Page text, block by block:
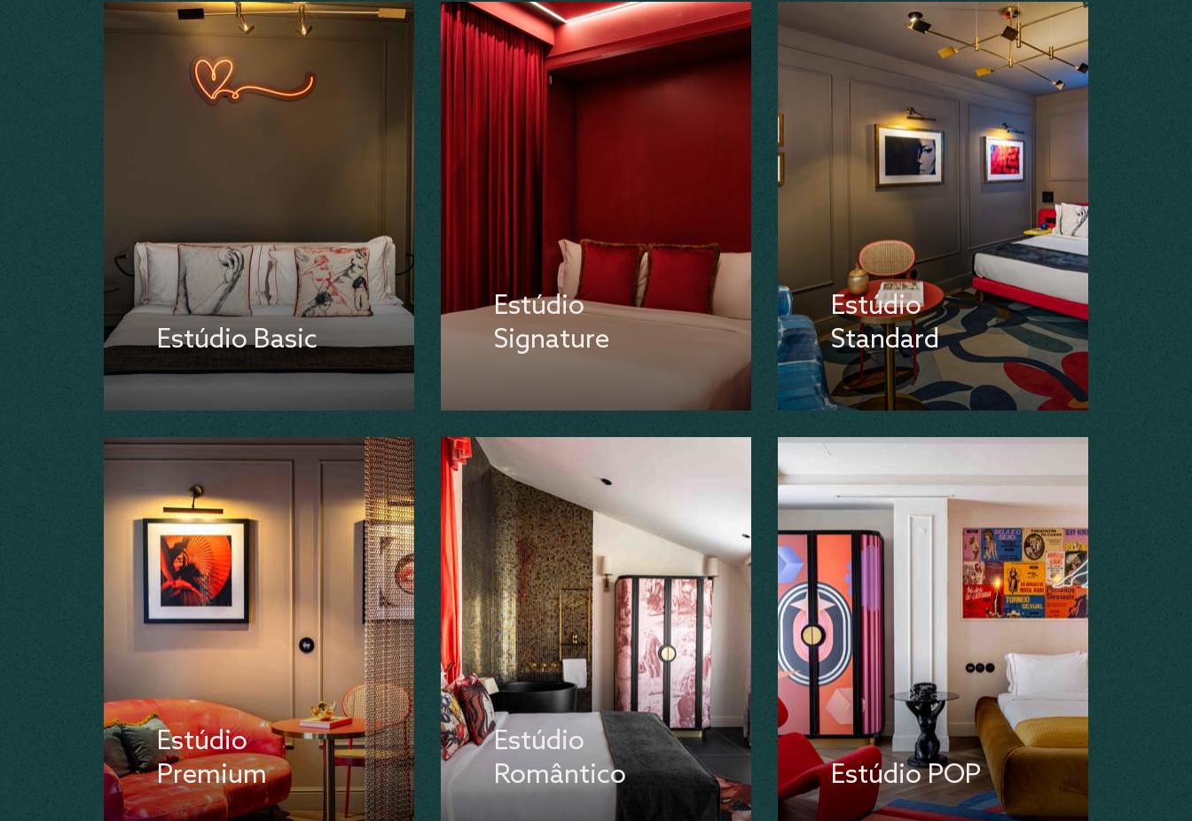
Estúdio Basic
Estúdio
Signature
Estúdio
Standard
Estúdio
Premium
Estúdio
Romântico
Estúdio POP